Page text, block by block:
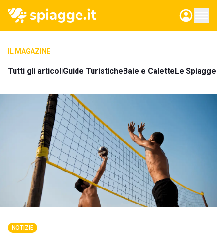
IL MAGAZINE
Tutti gli articoliGuide TuristicheBaie e CaletteLe
NOTIZIE